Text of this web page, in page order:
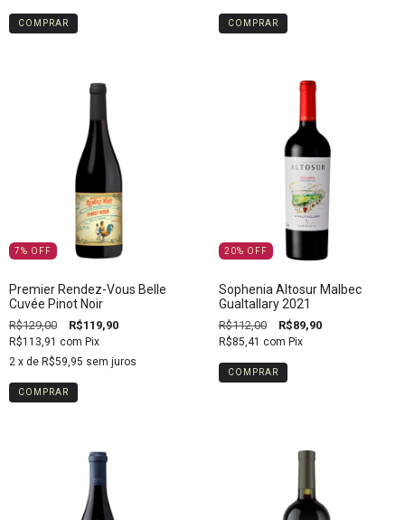
7% OFF
Premier Rendez-Vous Belle
Cuvée Pinot Noir
R$129,00 R$119,90
R$113,91 com Pix
2 x de R$59,95 sem juros
20% OFF
Sophenia Altosur Malbec
Gualtallary 2021
R$112,00 R$89,90
R$85,41 com Pix